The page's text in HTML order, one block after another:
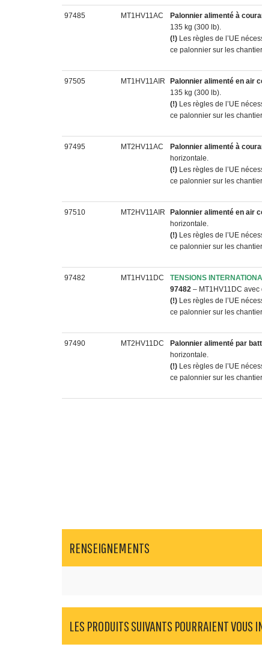
97485 MT1HV11AC Palonnier alimenté à
135 kg (300 lb).
(!) Les règles de l’UE
ce palonnier sur les
97505 MT1HV11AIR Palonnier alimenté en air
135 kg (300 lb).
(!) Les règles de l’UE
ce palonnier sur les
97495 MT2HV11AC Palonnier alimenté à
horizontale.
(!) Les règles de l’UE
ce palonnier sur les
97510 MT2HV11AIR Palonnier alimenté en air
horizontale.
(!) Les règles de l’UE
ce palonnier sur les
97482 MT1HV11DC
TENSIONS
97482 – MT1HV11DC
(!) Les règles de l’UE
ce palonnier sur les
97490 MT2HV11DC Palonnier alimenté par
horizontale.
(!) Les règles de l’UE
ce palonnier sur les
RENSEIGNEMENTS
LES PRODUITS SUIVANTS POURRAIENT VOUS